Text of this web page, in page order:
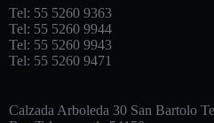
Tel: 55 5260 9363
Tel: 55 5260 9944
Tel: 55 5260 9943
Tel: 55 5260 9471
Calzada Arboleda 30 San Bartolo